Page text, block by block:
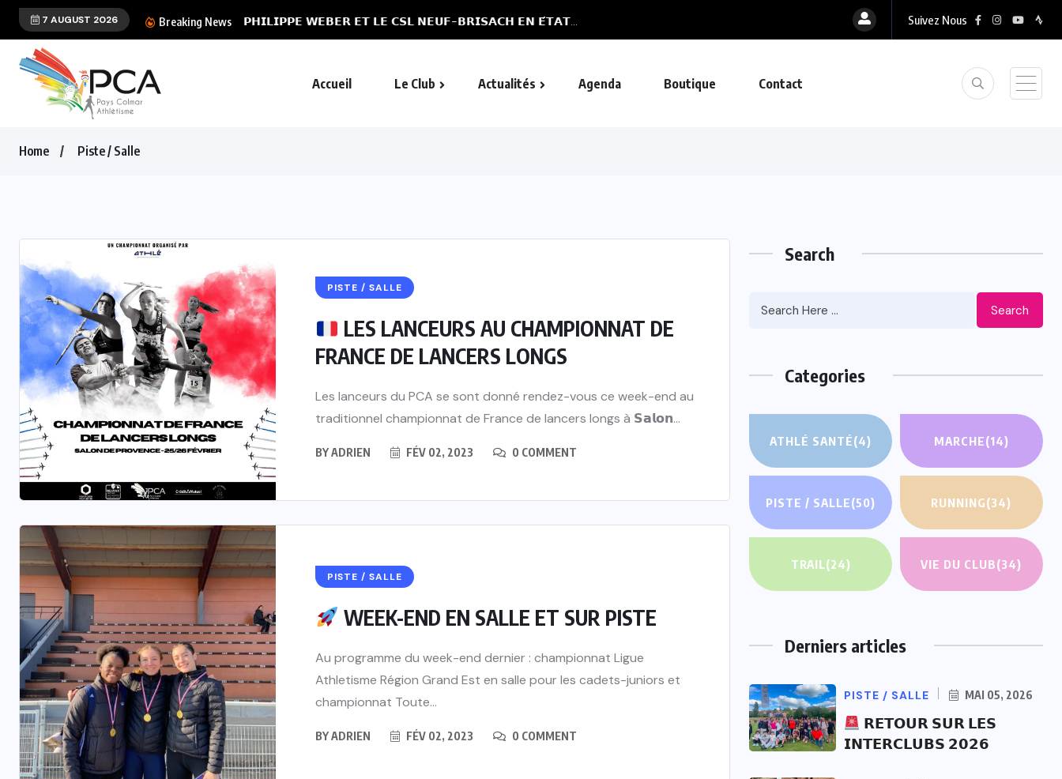
7 AUGUST 2026 Breaking News 𝗣𝗛𝗜𝗟𝗜𝗣𝗣𝗘 𝗪𝗘𝗕𝗘𝗥 𝗘𝗧 𝗟𝗘 𝗖𝗦𝗟 𝗡𝗘𝗨𝗙-𝗕𝗥𝗜𝗦𝗔𝗖𝗛 𝗘𝗡 𝗘́𝗧𝗔𝗧... Suivez Nous
Accueil Le Club Actualités Agenda Boutique Contact
Home Piste / Salle
PISTE / SALLE
LES LANCEURS AU CHAMPIONNAT DE
FRANCE DE LANCERS LONGS
Les lanceurs du PCA se sont donné rendez-vous ce week-end au
traditionnel championnat de France de lancers longs à 𝗦𝗮𝗹𝗼𝗻...
BYADRIEN FÉV 02, 2023 0 COMMENT
PISTE / SALLE
WEEK-END EN SALLE ET SUR PISTE
Au programme du week-end dernier : championnat Ligue
Athletisme Région Grand Est en salle pour les cadets-juniors et
championnat Toute...
BYADRIEN FÉV 02, 2023 0 COMMENT
Search
Search
Categories
ATHLÉ SANTÉ(4) MARCHE(14)
PISTE / SALLE(50) RUNNING(34)
TRAIL(24) VIE DU CLUB(34)
Derniers articles
PISTE / SALLE MAI 05, 2026
𝗥𝗘𝗧𝗢𝗨𝗥 𝗦𝗨𝗥 𝗟𝗘𝗦
𝗜𝗡𝗧𝗘𝗥𝗖𝗟𝗨𝗕𝗦 𝟮𝟬𝟮𝟲